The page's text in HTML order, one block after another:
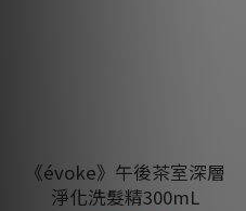
《évoke》午後茶室深層
淨化洗髮精300mL